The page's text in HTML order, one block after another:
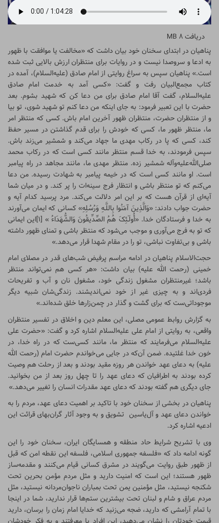
دریافت8 MB
پناهیان در ابتدای سخنان خود بیان داشت که «مخالفت یا موافقت با ظهور
به ادعا و سروصدا نیست و در روایات برای منتظران ارزش بالایی ثبت شده
است.» پناهیان سپس به سراغ روایتی از امام صادق (علیه‌السلام)، آمده در
کتاب مجمع‌البیان رفت و گفت: «کسی آمد به خدمت امام صادق
علیه‌السلام، گفت آقا امام صادق برای من دعا کن که شهید بشوم. بعد
حضرت با این تعبیر فرمود: به جای اینکه من دعا کنم تو شهید شوی، تو بیا
و از منتظران حضرت، منتظران ظهور آخرین امام باش. کسی که منتظر امر
ما، منتظر ظهور ما، کسی که خودش را برای قدم گذاشتن در مسیر حفظ
کند، کسی که پا در رکاب مهدی ما جهاد می‌کند و شمشیر می‌زند باش.
سپس فرمودند، به خدا قسم منتظر مانند کسی است که در رکاب محمد
صلی‌الله‌علیه‌وآله شمشیر زده. منتظر مهدی ما، مانند مجاهد در راه پیامبر
است. او مانند کسی است که در خیمه پیامبر به شهادت رسیده. من دعا
می‌کنم که تو منتظر باشی و انتظار فرج سینه‌ات را پر کند. و در میان شما
آیه‌ای از قرآن هست که بر این امر دلالت می‌کند. مرد پرسید کدام آیه و
حضرت جواب دادند: «وَالَّذِینَ آمَنُوا بِاللَّـهِ وَرُسُلِهِ» کسانی که ایمان می‌آورند
به خدا و فرستادگان خدا. «أُولَـٰئِکَ هُمُ الصِّدِّیقُونَ وَالشُّهَدَاءُ » [۱]این ایمانی
که تو به فرج می‌آوری و موجب می‌شود که منتظر باشی و تمنای ظهور داشته
باشی و بی‌تفاوت نباشی، تو را در مقام شهدا قرار می‌دهد.»
حجت‌الاسلام پناهیان در ادامه مراسم پرفیض شب‌های قدر در مصلای امام
خمینی (رحمت الله علیه) بیان داشت: «هر کسی هم نمی‌تواند منتظر
باشد؛ غیرمنتظران مشغول زندگی خود، مشغول نان و آب و تفریحات
فردی‌اند و به چیزی غیر از خود نمی‌اندیشند. زندگی‌شان شبیه دیگر
موجوداتی‌ست که برای گشت و گذار در چمن‌زارها خلق شده‌اند.»
به گزارش روابط عمومی مصلی، این معلم دین و اخلاق در تفسیر منتظران
واقعی، به روایتی از امام علی علیه‌السلام اشاره کرد و گفت: «حضرت علی
علیه‌السلام می‌فرمایند که منتظر ما، مانند کسی‌ست که در راه خدا، در
خون خدا غلتیده. ضمن آن‌که در جایی می‌خواندم حضرت امام (رحمت الله
علیه) به دعای عهد خواندن هر روزه مقید بودند و بعد از رحلت هم وصیت
کرده بودند به اطرافیان که دعای عهد را تا چهل روز بعد از من بخوانید.
جای دیگری هم گفته بودند که دعای عهد مقدرات انسان را تغییر می‌دهد.»
پناهیان در بخشی از سخنان خود با تاکید بر اهمیت دعای عهد، مردم را به
خواندن دعای عهد و آل‌یاسین تشویق و به وجود آثار گران‌بهای قرائت این
ادعیه اشاره کرد.
وی با تشریح شرایط حاد منطقه و همسایگان ایران، سخنان خود را این
گونه ادامه داد که «فلسفه جمهوری اسلامی، فلسفه این نقطه امن که قبل
از ظهور طبق روایت می‌گویند در مشرق کسانی قیام می‌کنند و مقدمه‌ساز
ظهور هستند؛ این است که امنیت دارید و مثل مردم مؤمن بحرین تحت
شکنجه نیستید، مثل مؤمنین یمن تحت بمباران ناجوان‌مردانه نیستید، مثل
مردم عراق و شام و لبنان تحت بیشترین ستم‌ها قرار ندارید، شما در اینجا
با تمام آرامشی که دارید، ضجه می‌زنید که خدایا امام زمان را برسان، دارید